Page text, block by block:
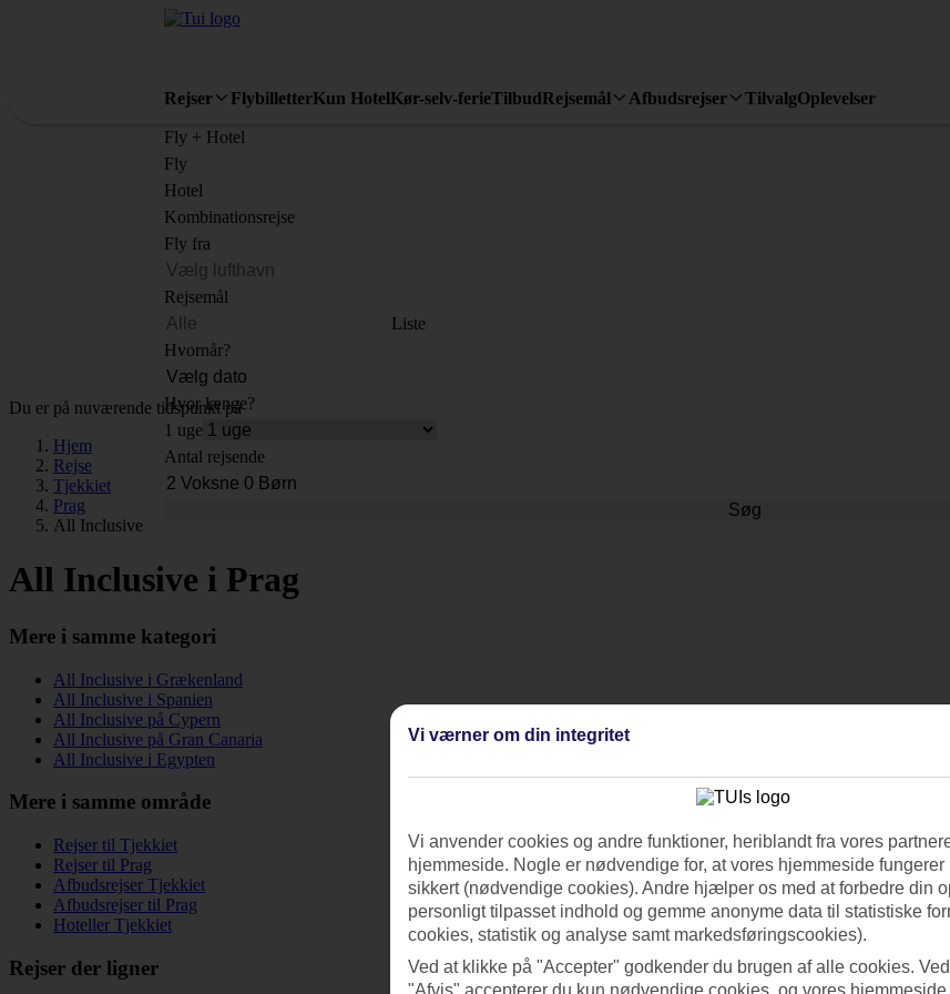
Rejser FlybilletterKun HotelKør-selv-ferieTilbudRejsemål Afbudsrejser TilvalgOplevelser
Fly + Hotel
Fly
Hotel
Kombinationsrejse
Fly fra
Rejsemål
Liste
Hvornår?
Hvor længe?
1 uge
Antal rejsende
Søg
Du er på nuværende tidspunkt på
Hjem
Rejse
Tjekkiet
Prag
All Inclusive
All Inclusive i Prag
Mere i samme kategori
All Inclusive i Grækenland
All Inclusive i Spanien
All Inclusive på Cypern
All Inclusive på Gran Canaria
All Inclusive i Egypten
Mere i samme område
Rejser til Tjekkiet
Rejser til Prag
Afbudsrejser Tjekkiet
Afbudsrejser til Prag
Hoteller Tjekkiet
Rejser der ligner
Vi værner om din integritet
Vi anvender cookies og andre funktioner, heriblandt fra vores
hjemmeside. Nogle er nødvendige for, at vores hjemmeside
sikkert (nødvendige cookies). Andre hjælper os med at forbedre din
personligt tilpasset indhold og gemme anonyme data til statistiske
cookies, statistik og analyse samt markedsføringscookies).
Ved at klikke på "Accepter" godkender du brugen af alle cookies.